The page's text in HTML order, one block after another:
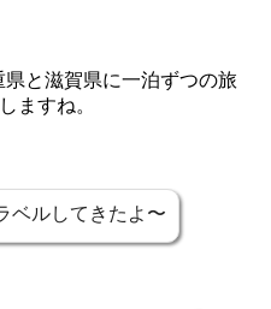
県と滋賀県に一泊ずつの旅
ますね。
ベルしてきたよ〜